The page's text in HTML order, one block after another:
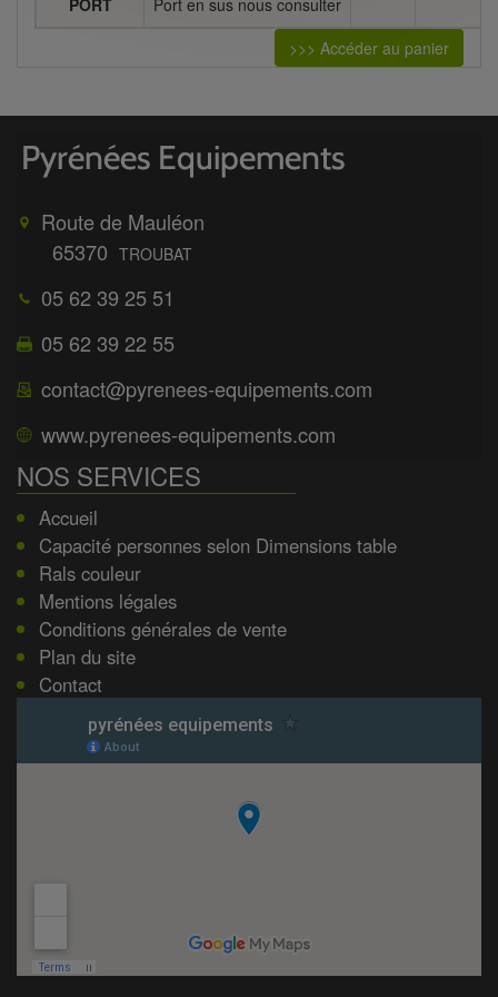
PORT
Port en sus nous consulter
>>> Accéder au panier
Route de Mauléon
65370 TROUBAT
05 62 39 25 51
05 62 39 22 55
contact@pyrenees-equipements.com
www.pyrenees-equipements.com
NOS SERVICES
Accueil
Capacité personnes selon Dimensions table
Rals couleur
Mentions légales
Conditions générales de vente
Plan du site
Contact